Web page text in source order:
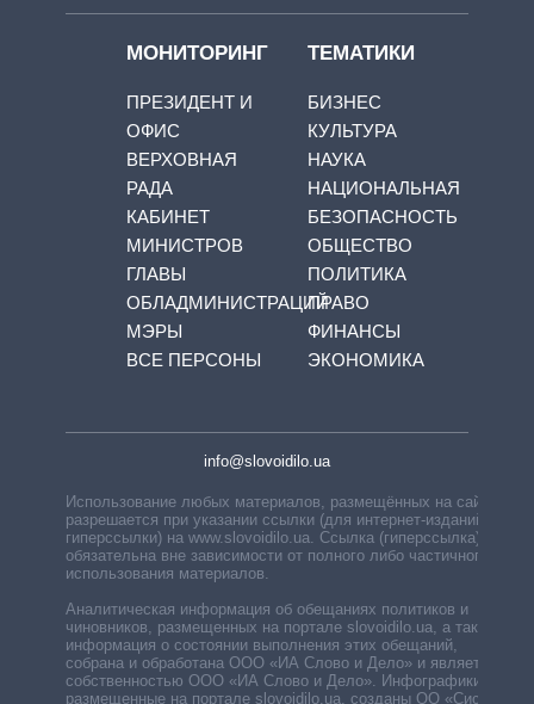
МОНИТОРИНГ
ПРЕЗИДЕНТ И
ОФИС
ВЕРХОВНАЯ
РАДА
КАБИНЕТ
МИНИСТРОВ
ГЛАВЫ
ОБЛАДМИНИСТРАЦИЙ
МЭРЫ
ВСЕ ПЕРСОНЫ
ТЕМАТИКИ
БИЗНЕС
КУЛЬТУРА
НАУКА
НАЦИОНАЛЬНАЯ
БЕЗОПАСНОСТЬ
ОБЩЕСТВО
ПОЛИТИКА
ПРАВО
ФИНАНСЫ
ЭКОНОМИКА
info@slovoidilo.ua
Использование любых материалов, размещённых на сайте,
разрешается при указании ссылки (для интернет-изданий —
гиперссылки) на www.slovoidilo.ua. Ссылка (гиперссылка)
обязательна вне зависимости от полного либо частичного
использования материалов.
Аналитическая информация об обещаниях политиков и
чиновников, размещенных на портале slovoidilo.ua, а также
информация о состоянии выполнения этих обещаний,
собрана и обработана ООО «ИА Слово и Дело» и является
собственностью ООО «ИА Слово и Дело». Инфографики,
размещенные на портале slovoidilo.ua, созданы ОО «Система